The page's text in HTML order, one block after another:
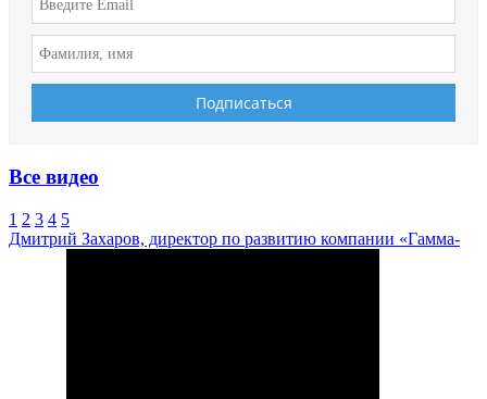
Все видео
1 2 3 4 5
Дмитрий Захаров, директор по развитию компании «Гамма-